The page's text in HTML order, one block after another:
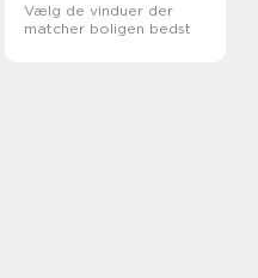
Vælg de vinduer der
matcher boligen bedst